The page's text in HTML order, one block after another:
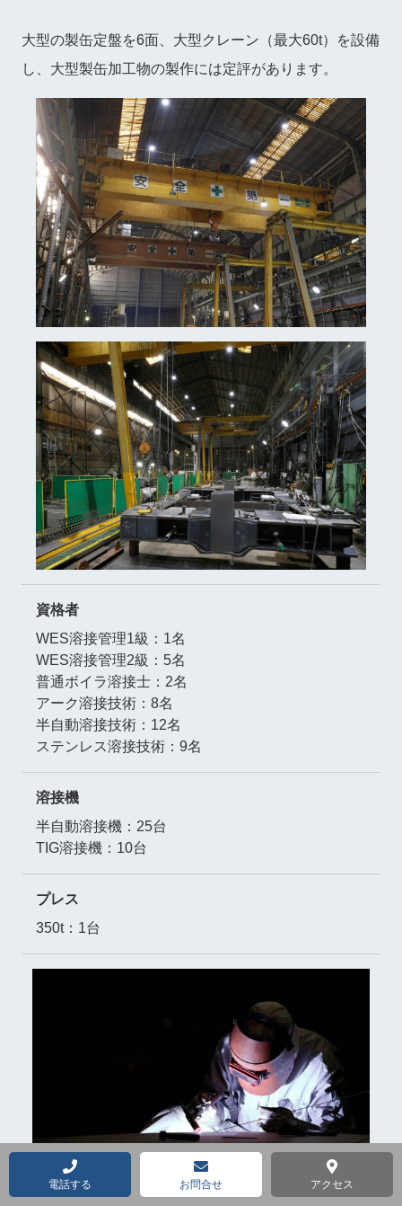
大型の製缶定盤を6面、大型クレーン（最大60t）を設備
し、大型製缶加工物の製作には定評があります。
資格者
WES溶接管理1級：1名
WES溶接管理2級：5名
普通ボイラ溶接士：2名
アーク溶接技術：8名
半自動溶接技術：12名
ステンレス溶接技術：9名
溶接機
半自動溶接機：25台
TIG溶接機：10台
プレス
350t：1台
電話する お問合せ アクセス